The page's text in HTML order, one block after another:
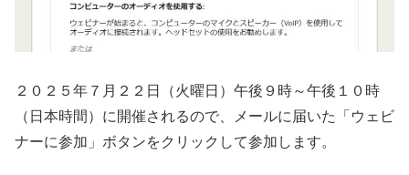
２０２５年７月２２日（火曜日）午後９時～午後１０時
（日本時間）に開催されるので、メールに届いた「ウェビ
ナーに参加」ボタンをクリックして参加します。